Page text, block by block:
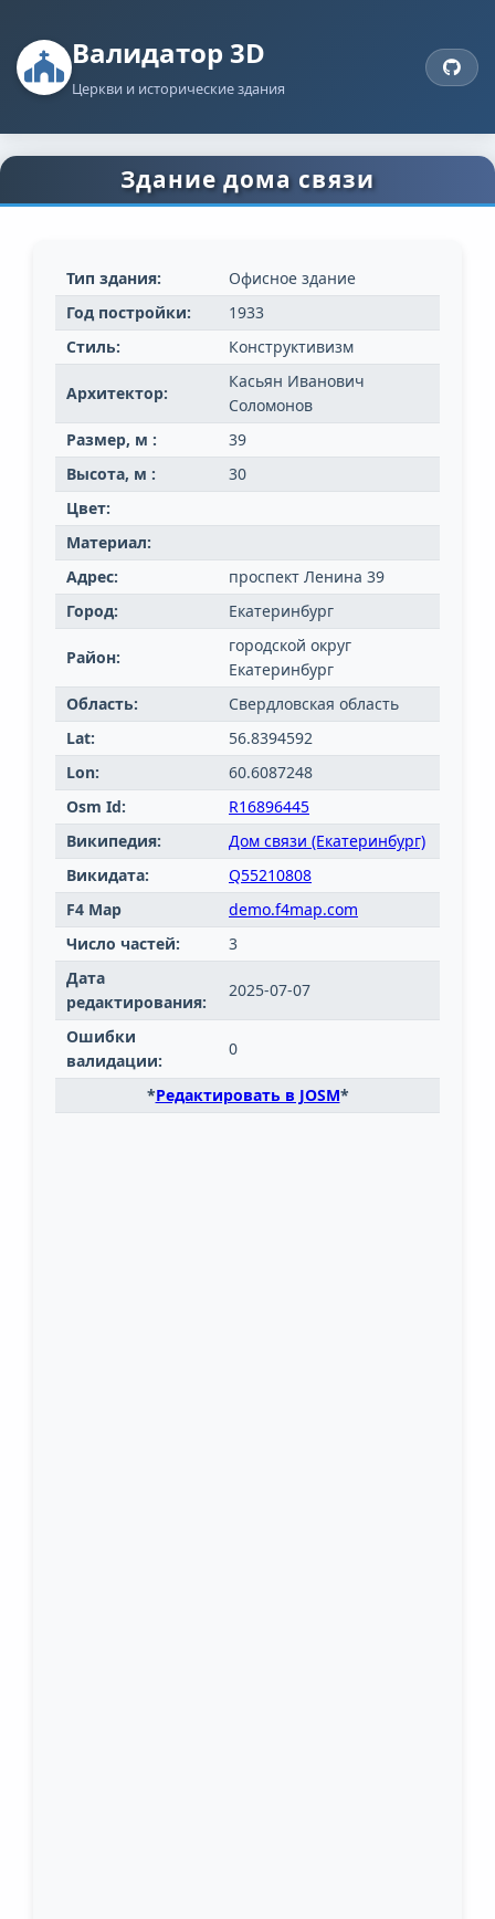
Валидатор 3D
Церкви и исторические здания
Здание дома связи
Тип здания:
Офисное здание
Год постройки:
1933
Стиль:
Конструктивизм
Архитектор:
Касьян Иванович
Соломонов
Размер, м :
39
Высота, м :
30
Цвет:
Материал:
Адрес:
проспект Ленина 39
Город:
Екатеринбург
Район:
городской округ
Екатеринбург
Область:
Свердловская область
Lat:
56.8394592
Lon:
60.6087248
Osm Id:
R16896445
Википедия:
Дом связи (Екатеринбург)
Викидата:
Q55210808
F4 Map
demo.f4map.com
Число частей:
3
Дата
редактирования:
2025-07-07
Ошибки
валидации:
0
*Редактировать в JOSM*